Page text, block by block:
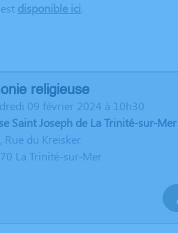
disponible ici.
religieuse
09 février 2024 à 10h30
Saint Joseph de La Trinité-sur-Mer
Rue du Kreisker
La Trinité-sur-Mer